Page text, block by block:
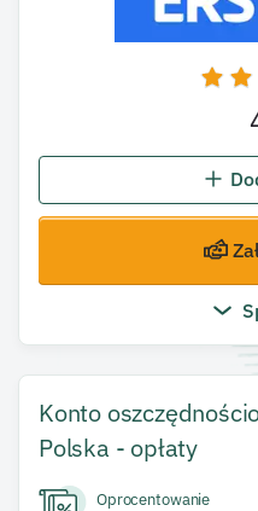
Konto
Polska - opłaty
Oprocentowanie